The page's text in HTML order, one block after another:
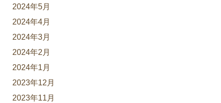
2024年5月
2024年4月
2024年3月
2024年2月
2024年1月
2023年12月
2023年11月